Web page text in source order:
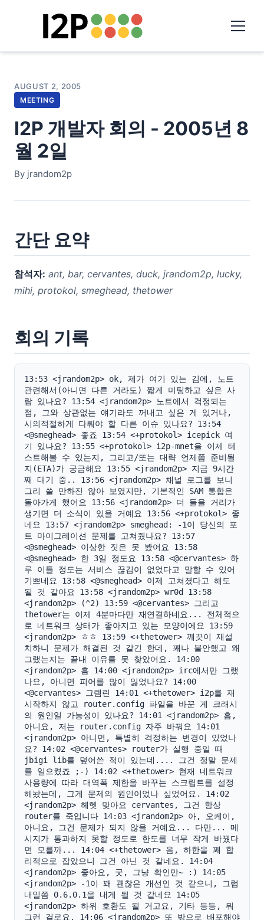
AUGUST 2, 2005
MEETING
I2P 개발자 회의 - 2005년 8
월 2일
By jrandom2p
간단 요약
참석자: ant, bar, cervantes, duck, jrandom2p, lucky,
mihi, protokol, smeghead, thetower
회의 기록
13:53 <jrandom2p> ok, 제가 여기 있는 김에, 노트
관련해서(아니면 다른 거라도) 짧게 미팅하고 싶은 사
람 있나요? 13:54 <jrandom2p> 노트에서 걱정되는
점, 그와 상관없는 얘기라도 꺼내고 싶은 게 있거나,
시의적절하게 다뤄야 할 다른 이슈 있나요? 13:54
<@smeghead> 좋죠 13:54 <+protokol> icepick 여
기 있나요? 13:55 <+protokol> i2p-mnet을 이제 테
스트해볼 수 있는지, 그리고/또는 대략 언제쯤 준비될
지(ETA)가 궁금해요 13:55 <jrandom2p> 지금 9시간
째 대기 중.. 13:56 <jrandom2p> 채널 로그를 보니
그리 쓸 만하진 않아 보였지만, 기본적인 SAM 통합은
돌아가게 했어요 13:56 <jrandom2p> 더 들을 거리가
생기면 더 소식이 있을 거예요 13:56 <+protokol> 좋
네요 13:57 <jrandom2p> smeghead: -1이 당신의 포
트 마이그레이션 문제를 고쳐줬나요? 13:57
<@smeghead> 이상한 짓은 못 봤어요 13:58
<@smeghead> 한 3일 정도요 13:58 <@cervantes> 하
루 이틀 정도는 서비스 끊김이 없었다고 말할 수 있어
기쁘네요 13:58 <@smeghead> 이제 고쳐졌다고 해도
될 것 같아요 13:58 <jrandom2p> wr0d 13:58
<jrandom2p> (^2) 13:59 <@cervantes> 그리고
thetower는 이제 4분마다만 재연결하네요... 전체적으
로 네트워크 상태가 좋아지고 있는 모양이에요 13:59
<jrandom2p> ㅎㅎ 13:59 <+thetower> 깨끗이 재설
치하니 문제가 해결된 것 같긴 한데, 꽤나 불안했고 왜
그랬는지는 끝내 이유를 못 찾았어요. 14:00
<jrandom2p> 흠 14:00 <jrandom2p> irc에서만 그랬
나요, 아니면 피어를 많이 잃었나요? 14:00
<@cervantes> 그렘린 14:01 <+thetower> i2p를 재
시작하지 않고 router.config 파일을 바꾼 게 크래시
의 원인일 가능성이 있나요? 14:01 <jrandom2p> 흠,
아니요, 저는 router.config 자주 바꿔요 14:01
<jrandom2p> 아니면, 특별히 걱정하는 변경이 있었나
요? 14:02 <@cervantes> router가 실행 중일 때
jbigi lib를 덮어쓴 적이 있는데.... 그건 정말 문제
를 일으켰죠 ;-) 14:02 <+thetower> 현재 네트워크
사용량에 따라 대역폭 제한을 바꾸는 스크립트를 설정
해놨는데, 그게 문제의 원인이었나 싶었어요. 14:02
<jrandom2p> 헤헷 맞아요 cervantes, 그건 항상
router를 죽입니다 14:03 <jrandom2p> 아, 오케이,
아니요, 그건 문제가 되지 않을 거예요... 다만... 메
시지가 통과하지 못할 정도로 한도를 너무 작게 바꿨다
면 모를까... 14:04 <+thetower> 음, 하한을 꽤 합
리적으로 잡았으니 그건 아닌 것 같네요. 14:04
<jrandom2p> 좋아요, 굿, 그냥 확인만~ :) 14:05
<jrandom2p> -1이 꽤 괜찮은 개선인 것 같으니, 그럼
내일쯤 0.6.0.1을 내게 될 것 같네요 14:05
<jrandom2p> 하위 호환도 될 거고요, 기타 등등, 뭐
그런 걸로요. 14:06 <jrandom2p> 또 밖으로 배포해야